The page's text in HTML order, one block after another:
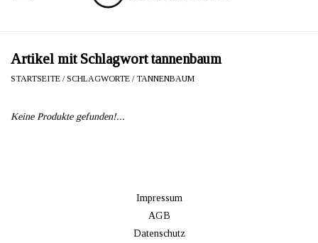
FINLAND FOR YOU
Artikel mit Schlagwort tannenbaum
STARTSEITE /SCHLAGWORTE /TANNENBAUM
Keine Produkte gefunden!...
Impressum
AGB
Datenschutz